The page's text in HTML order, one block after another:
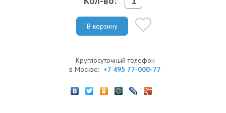
В корзину
Круглосуточный телефон
в Москве: +7 495 77-000-77